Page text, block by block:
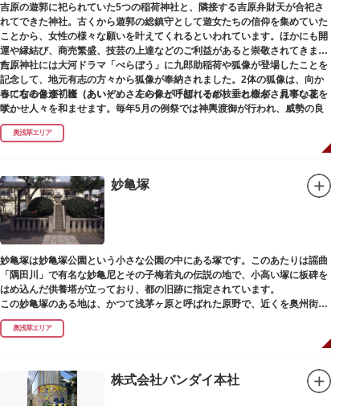
吉原の遊郭に祀られていた5つの稲荷神社と、隣接する吉原弁財天が合祀さ
れてできた神社。古くから遊郭の総鎮守として遊女たちの信仰を集めていた
ことから、女性の様々な願いを叶えてくれるといわれています。ほかにも開
運や縁結び、商売繁盛、技芸の上達などのご利益があると崇敬されてきまし
た。
春になると逢初桜（あいぞめさくら）と呼ばれるが枝垂れ桜が、見事な花を
咲かせ人々を和ませます。毎年5月の例祭では神輿渡御が行われ、威勢の良
い掛け声とともに各町は活気にあふれます。
吉原弁財天は浅草名所七福神の一社・弁財天にあたり、七福神に関する授与
吉原神社には大河ドラマ「べらぼう」に九郎助稲荷や狐像が登場したことを
記念して、地元有志の方々から狐像が奉納されました。2体の狐像は、向か
って右の像が「逢（あい）」、左の像が「初（そめ）」と命名されていま
す。
奥浅草エリア
妙亀塚
妙亀塚は妙亀塚公園という小さな公園の中にある塚です。このあたりは謡曲
「隅田川」で有名な妙亀尼とその子梅若丸の伝説の地で、小高い塚に板碑を
はめ込んだ供養塔が立っており、都の旧跡に指定されています。
この妙亀塚のある地は、かつて浅茅ヶ原と呼ばれた原野で、近くを奥州街道
が通じていました。妙亀塚は「梅若伝説」にちなんだ名称です。「梅若伝
説」とは平安時代、吉田少将惟房の子・梅若が、信夫藤太という人買いにさ
らわれ、都から奥州へつれて行かれる途中、重い病にかかりこの地に捨てら
田川岸で里人から梅若の死を知らされ、髪をおろして妙亀尼と称し庵を結ん
だ、という説話です。謡曲『隅田川』はこの伝説をもとにしています。
奥浅草エリア
株式会社バンダイ本社